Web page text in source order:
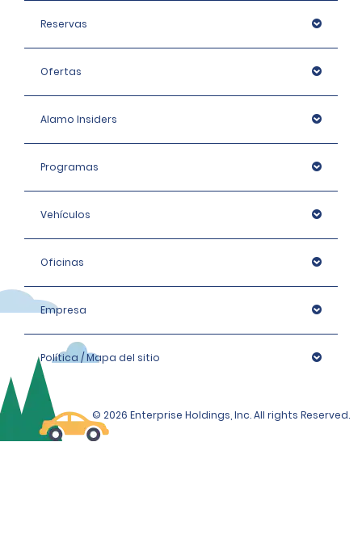
Reservas
Ofertas
Alamo Insiders
Programas
Vehículos
Oficinas
Empresa
Política / Mapa del sitio
© 2026 Enterprise Holdings, Inc. All rights Reserved.